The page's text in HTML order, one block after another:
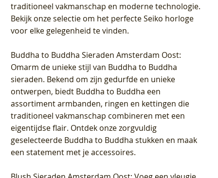
traditioneel vakmanschap en moderne technologie.
Bekijk onze selectie om het perfecte Seiko horloge
voor elke gelegenheid te vinden.
Buddha to Buddha Sieraden Amsterdam Oost:
Omarm de unieke stijl van Buddha to Buddha
sieraden. Bekend om zijn gedurfde en unieke
ontwerpen, biedt Buddha to Buddha een
assortiment armbanden, ringen en kettingen die
traditioneel vakmanschap combineren met een
eigentijdse flair. Ontdek onze zorgvuldig
geselecteerde Buddha to Buddha stukken en maak
een statement met je accessoires.